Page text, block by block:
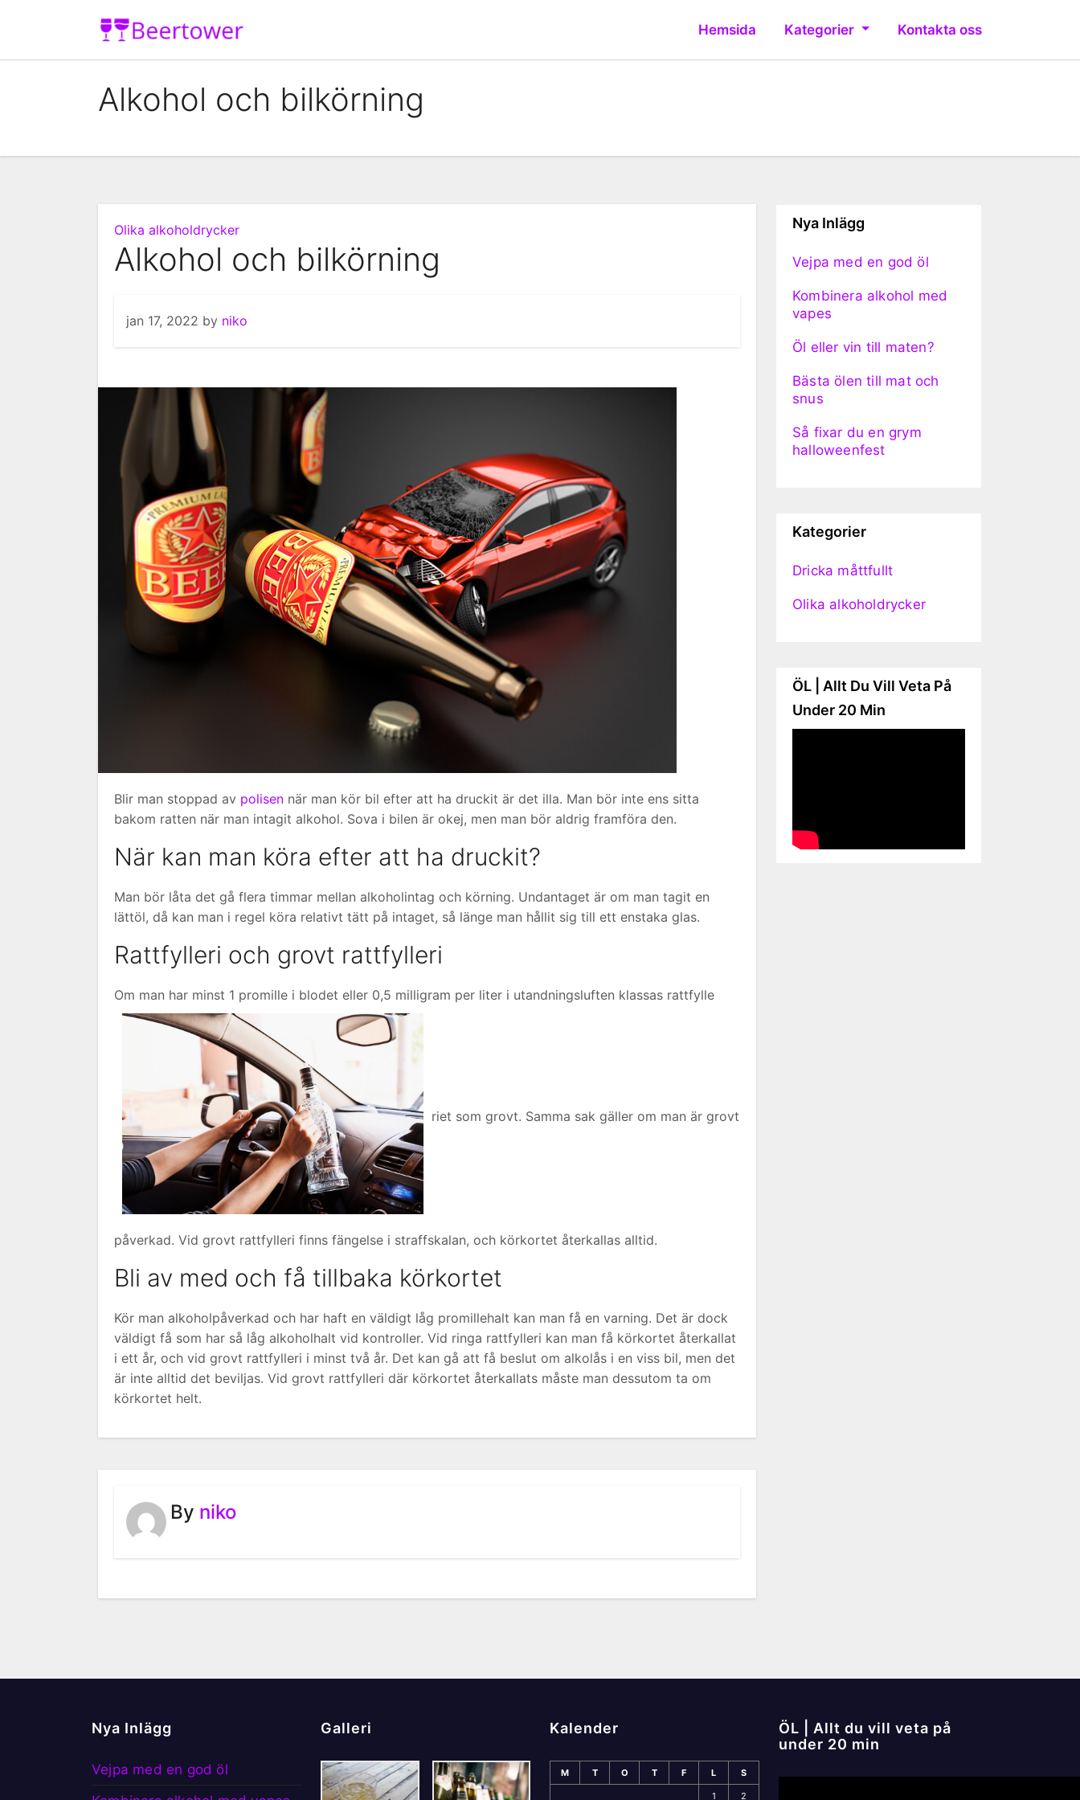
Hemsida Kategorier Kontakta oss
Alkohol och bilkörning
Olika alkoholdrycker
Alkohol och bilkörning
jan 17, 2022 by niko
Blir man stoppad av polisen när man kör bil efter att ha druckit är det illa. Man bör inte ens sitta
bakom ratten när man intagit alkohol. Sova i bilen är okej, men man bör aldrig framföra den.
När kan man köra efter att ha druckit?
Man bör låta det gå flera timmar mellan alkoholintag och körning. Undantaget är om man tagit en
lättöl, då kan man i regel köra relativt tätt på intaget, så länge man hållit sig till ett enstaka glas.
Rattfylleri och grovt rattfylleri
Om man har minst 1 promille i blodet eller 0,5 milligram per liter i utandningsluften klassas rattfylle
riet som grovt. Samma sak gäller om man är grovt
påverkad. Vid grovt rattfylleri finns fängelse i straffskalan, och körkortet återkallas alltid.
Bli av med och få tillbaka körkortet
Kör man alkoholpåverkad och har haft en väldigt låg promillehalt kan man få en varning. Det är dock
väldigt få som har så låg alkoholhalt vid kontroller. Vid ringa rattfylleri kan man få körkortet återkallat
i ett år, och vid grovt rattfylleri i minst två år. Det kan gå att få beslut om alkolås i en viss bil, men det
är inte alltid det beviljas. Vid grovt rattfylleri där körkortet återkallats måste man dessutom ta om
körkortet helt.
By niko
Nya Inlägg
Vejpa med en god öl
Kombinera alkohol med
vapes
Öl eller vin till maten?
Bästa ölen till mat och
snus
Så fixar du en grym
halloweenfest
Kategorier
Dricka måttfullt
Olika alkoholdrycker
ÖL | Allt Du Vill Veta På
Under 20 Min
Nya Inlägg
Vejpa med en god öl
Galleri Kalender
M T O T F L S
1 2
ÖL | Allt du vill veta på
under 20 min